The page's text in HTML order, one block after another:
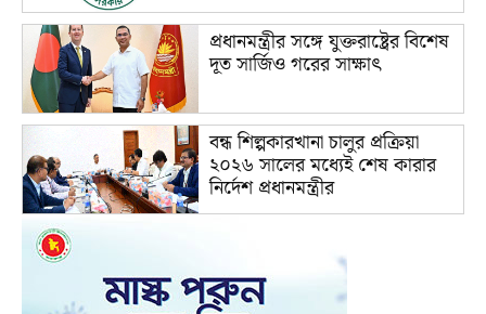
প্রধানমন্ত্রীর সঙ্গে যুক্তরাষ্ট্রের বিশেষ
দূত সার্জিও গরের সাক্ষাৎ
বন্ধ শিল্পকারখানা চালুর প্রক্রিয়া
২০২৬ সালের মধ্যেই শেষ কারার
নির্দেশ প্রধানমন্ত্রীর